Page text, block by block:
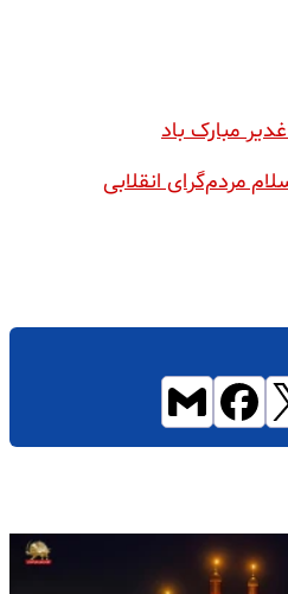
مبارک باد
مردم‌گرای انقلابی